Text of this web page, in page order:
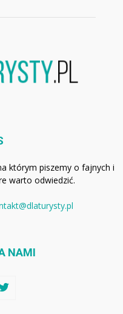
którym piszemy o fajnych i
warto odwiedzić.
NAMI